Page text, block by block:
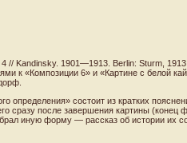
// Kandinsky. 1901—1913. Berlin: Sturm,
к «Композиции 6» и «Картине с белой
определения» состоит из кратких
сразу после завершения картины
иную форму — рассказ об истории их